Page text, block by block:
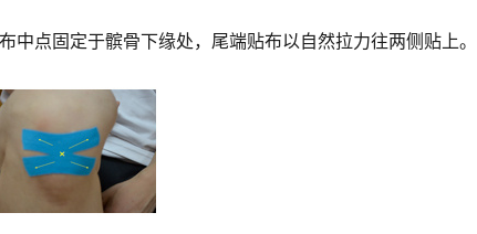
点固定于髌骨下缘处，尾端贴布以自然拉力往两侧贴上。